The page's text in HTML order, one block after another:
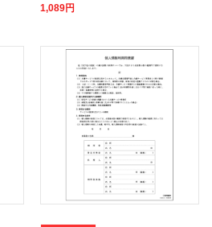
1,089円